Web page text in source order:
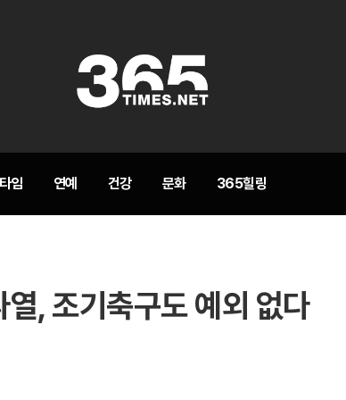
임 연예 건강 문화 365힐링
, 조기축구도 예외 없다